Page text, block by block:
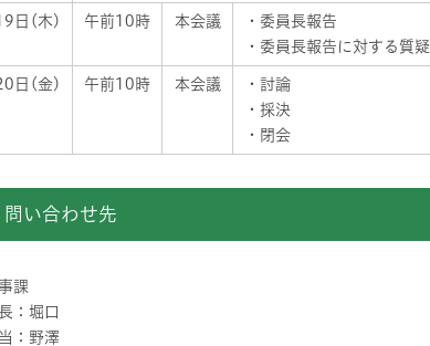
日(木) 午前10時 本会議
・委員長報告
・委員長報告に対する質疑
日(金) 午前10時 本会議
・討論
・採決
・閉会
問い合わせ先
課
：堀口
：野澤